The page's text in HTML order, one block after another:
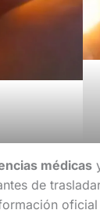
médicas
de